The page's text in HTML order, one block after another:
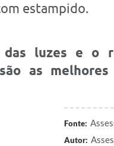
estampido.
luzes e o
as
Fonte:
Autor: